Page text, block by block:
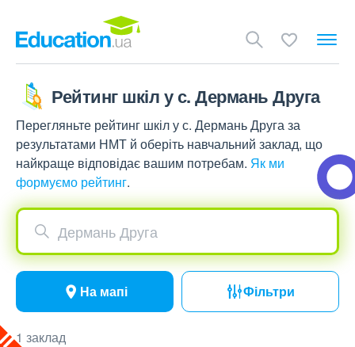
Рейтинг шкіл у с. Дермань Друга
Перегляньте рейтинг шкіл у с. Дермань Друга за
результатами НМТ й оберіть навчальний заклад, що
найкраще відповідає вашим потребам. Як ми
формуємо рейтинг.
Дермань Друга
На мапі Фільтри
1 заклад